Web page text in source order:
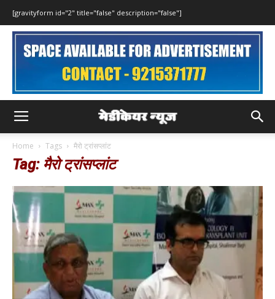
[gravityform id="2" title="false" description="false"]
Home Tags मैरो ट्रांसप्लांट
Tag: मैरो ट्रांसप्लांट